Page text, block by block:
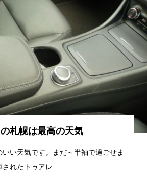
札幌は最高の天気
い天気です。まだ～半袖で過ごせま
れたトゥアレ…